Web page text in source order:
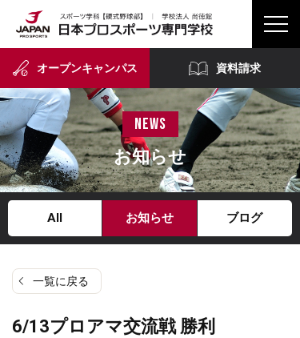
オープンキャンパス 資料請求
news
お知らせ
All お知らせ ブログ
一覧に戻る
6/13プロアマ交流戦 勝利